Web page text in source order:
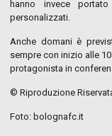
hanno invece
personalizzati.
Anche domani è
sempre con inizio alle
protagonista in
© Riproduzione
Foto: bolognafc.it